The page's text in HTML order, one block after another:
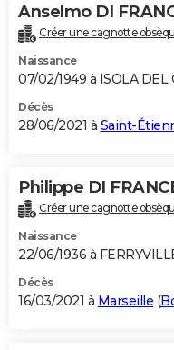
Anselmo DI
Créer une cagnotte
Naissance
07/02/1949 à ISOLA DEL
Décès
28/06/2021 à Saint-
Philippe DI
Créer une cagnotte
Naissance
22/06/1936 à
Décès
16/03/2021 à Marseille (